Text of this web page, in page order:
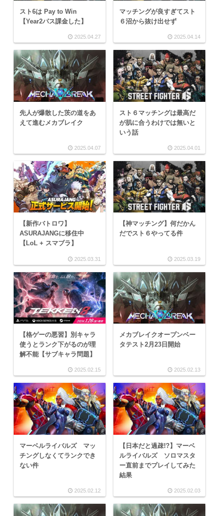
スト6は Pay to Win
【Year2パス課金した】
2025.04.27
マッチングが良すぎてスト
６沼から抜け出せず
2025.04.14
先人が爆散した茨の道をあ
えて進むメカブレイク
2025.04.07
スト６マッチングは最高だ
が肌に合うわけでは無いと
いう話
2025.04.01
【新作バトロワ】
ASURAJANGに移住中
【LoL + スマブラ】
2025.03.31
【神マッチング】何だかん
だでスト６やってる件
2025.03.19
【格ゲーの悪習】別キャラ
使うとランク下がるのが理
解不能【サブキャラ問題】
2025.02.15
メカブレイクオープンベー
タテスト2月23日開始
2025.02.13
マーベルライバルズ マッ
チングしなくてランクでき
ない件
2025.02.12
【日本だと過疎!?】マーベ
ルライバルズ ソロマスタ
ー直前までプレイしてみた
結果
2025.02.03